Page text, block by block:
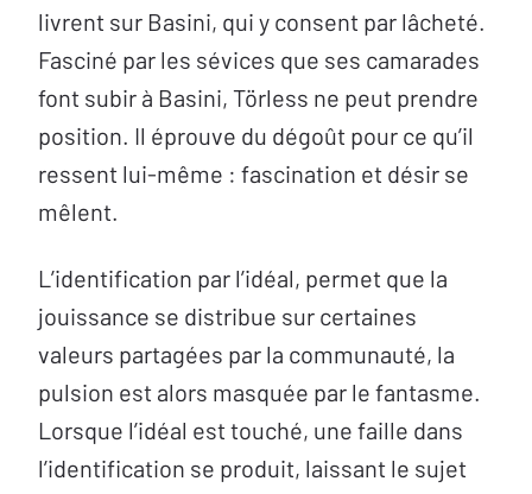
livrent sur Basini, qui y consent par lâcheté.
Fasciné par les sévices que ses camarades
font subir à Basini, Törless ne peut prendre
position. Il éprouve du dégoût pour ce qu’il
ressent lui-même : fascination et désir se
mêlent.
L’identification par l’idéal, permet que la
jouissance se distribue sur certaines
valeurs partagées par la communauté, la
pulsion est alors masquée par le fantasme.
Lorsque l’idéal est touché, une faille dans
l’identification se produit, laissant le sujet